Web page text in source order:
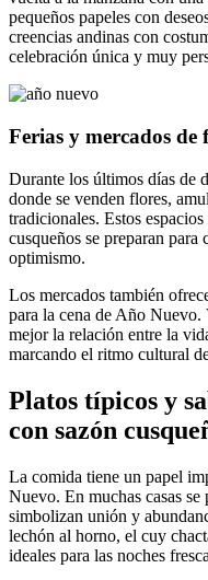
pequeños papeles con
creencias andinas con
celebración única y muy
Ferias y mercados de
Durante los últimos días de
donde se venden flores,
tradicionales. Estos
cusqueños se preparan
optimismo.
Los mercados también
para la cena de Año Nuevo.
mejor la relación entre la
marcando el ritmo cultural
Platos típicos y
con sazón
La comida tiene un papel
Nuevo. En muchas casas
simbolizan unión y
lechón al horno, el cuy
ideales para las noches